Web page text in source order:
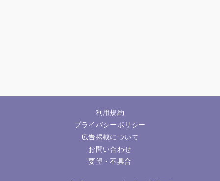
利用規約
プライバシーポリシー
広告掲載について
お問い合わせ
要望・不具合